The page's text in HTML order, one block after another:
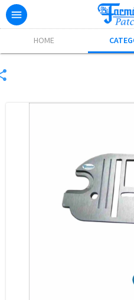
HOME
Excelente! Já